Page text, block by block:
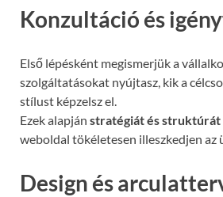
Konzultáció és
Első lépésként megismerjük a
szolgáltatásokat nyújtasz, kik a
stílust képzelsz el.
Ezek alapján stratégiát és struktúrát
weboldal tökéletesen illeszkedjen az
Design és